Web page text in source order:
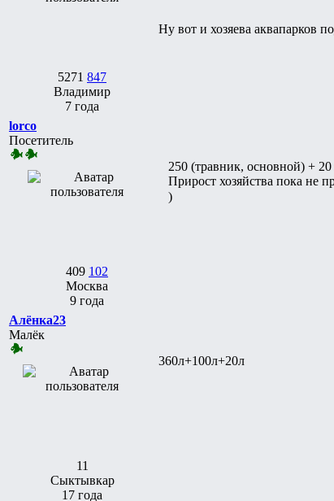
5271 847
Владимир
7 года
Ну вот и хозяева аквапарков
lorco
Посетитель
409 102
Москва
9 года
250 (травник, основной) +
Прирост хозяйства пока не
)
Алёнка23
Малёк
11
Сыктывкар
17 года
360л+100л+20л